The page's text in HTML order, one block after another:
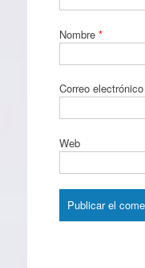
Nombre *
Correo electrónico
Web